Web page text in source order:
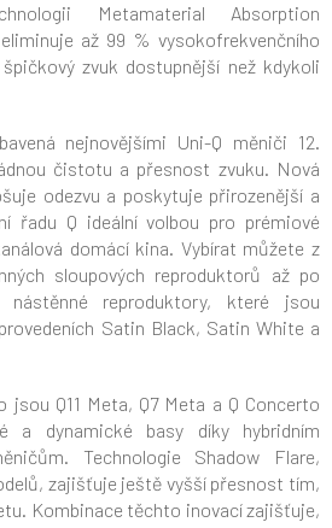
Metamaterial Absorption
až 99 % vysokofrekvenčního
zvuk dostupnější než kdykoli
nejnovějšími Uni-Q měniči 12.
čistotu a přesnost zvuku. Nová
odezvu a poskytuje přirozenější a
řadu Q ideální volbou pro prémiové
domácí kina. Vybírat můžete z
sloupových reproduktorů až po
reproduktory, které jsou
Satin Black, Satin White a
jsou Q11 Meta, Q7 Meta a Q Concerto
a dynamické basy díky hybridním
Technologie Shadow Flare,
zajišťuje ještě vyšší přesnost tím,
Kombinace těchto inovací zajišťuje,